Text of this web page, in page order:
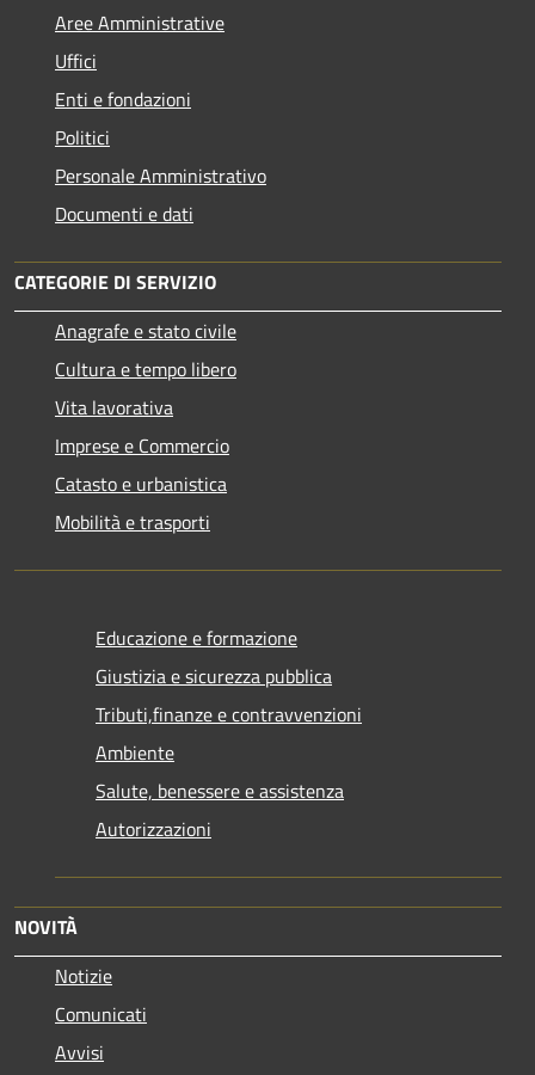
Aree Amministrative
Uffici
Enti e fondazioni
Politici
Personale Amministrativo
Documenti e dati
CATEGORIE DI SERVIZIO
Anagrafe e stato civile
Cultura e tempo libero
Vita lavorativa
Imprese e Commercio
Catasto e urbanistica
Mobilità e trasporti
Educazione e formazione
Giustizia e sicurezza pubblica
Tributi,finanze e contravvenzioni
Ambiente
Salute, benessere e assistenza
Autorizzazioni
NOVITÀ
Notizie
Comunicati
Avvisi